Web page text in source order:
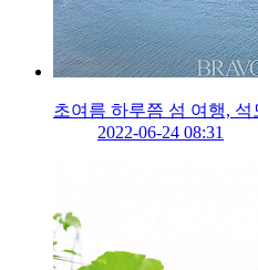
초여름 하루쯤 섬 여행, 석
2022-06-24 08:31